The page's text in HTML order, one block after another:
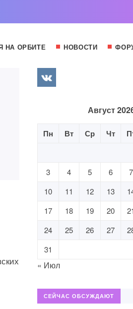
НА ОРБИТЕ НОВОСТИ
Август
Пн Вт Ср Чт
3
4 5 6 7
10 11 12 13
17
18 19 20
24
25 26 27
31
« Июл
СЕЙЧАС ОБСУЖДАЮТ